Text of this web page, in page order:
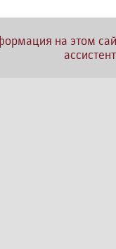
на этом